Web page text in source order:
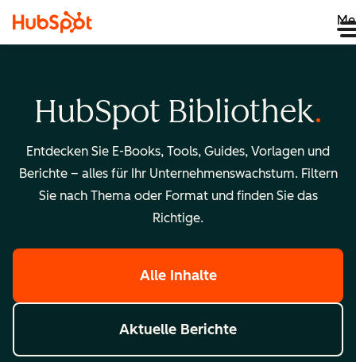
HubSpot Bibliothek
Entdecken Sie E-Books, Tools, Guides, Vorlagen und
Berichte – alles für Ihr Unternehmenswachstum. Filtern
Sie nach Thema oder Format und finden Sie das
Richtige.
Alle Inhalte
Aktuelle Berichte